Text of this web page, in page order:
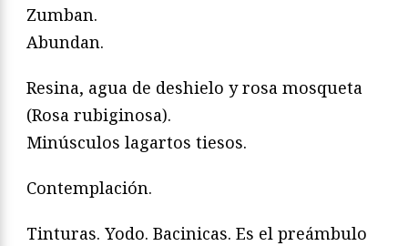
Zumban.
Abundan.
Resina, agua de deshielo y rosa mosqueta
(Rosa rubiginosa).
Minúsculos lagartos tiesos.
Contemplación.
Tinturas. Yodo. Bacinicas. Es el preámbulo